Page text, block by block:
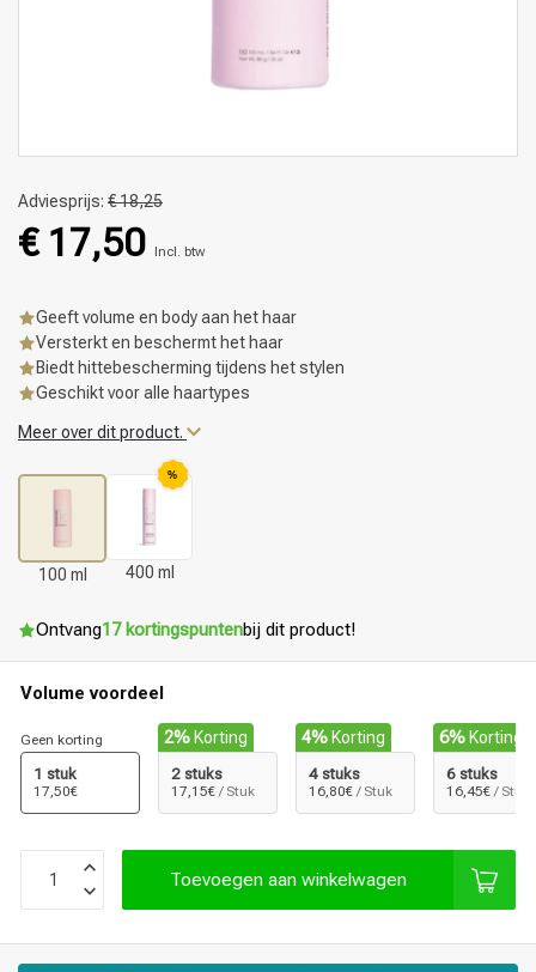
Haarstyling Haarkleuring
Adviesprijs: € 18,25
€ 17,50 Incl. btw
Geeft volume en body aan het haar
Versterkt en beschermt het haar
Biedt hittebescherming tijdens het stylen
Geschikt voor alle haartypes
Meer over dit product.
100 ml
%
400 ml
Ontvang17 kortingspuntenbij dit product!
Volume voordeel
Geen korting
1 stuk
17,50€
2% Korting
2 stuks
17,15€ / Stuk
4% Korting
4 stuks
16,80€ / Stuk
6% Korting
6 stuks
16,45€ / Stuk
Toevoegen aan winkelwagen